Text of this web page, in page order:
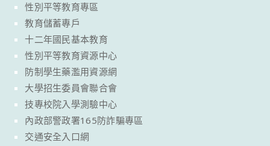
性別平等教育專區
教育儲蓄專戶
十二年國民基本教育
性別平等教育資源中心
防制學生藥濫用資源網
大學招生委員會聯合會
技專校院入學測驗中心
內政部警政署165防詐騙專區
交通安全入口網